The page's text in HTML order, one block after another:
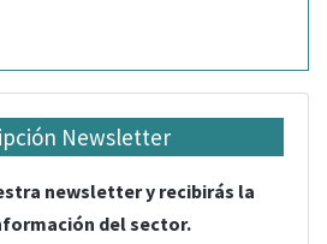
Newsletter
newsletter y recibirás la
del sector.